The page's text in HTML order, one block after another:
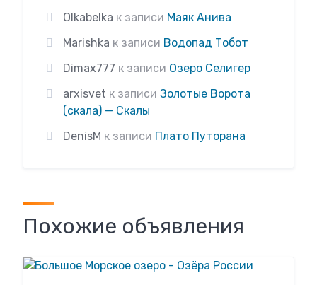
Olkabelka к записи Маяк Анива
Marishka к записи Водопад Тобот
Dimax777 к записи Озеро Селигер
arxisvet к записи Золотые Ворота
(скала) — Скалы
DenisM к записи Плато Путорана
Похожие объявления